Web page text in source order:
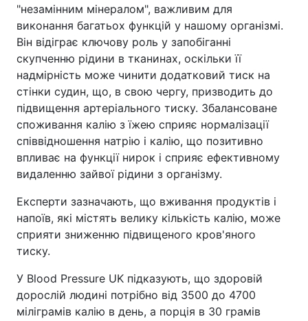
"незамінним мінералом", важливим для
виконання багатьох функцій у нашому організмі.
Він відіграє ключову роль у запобіганні
скупченню рідини в тканинах, оскільки її
надмірність може чинити додатковий тиск на
стінки судин, що, в свою чергу, призводить до
підвищення артеріального тиску. Збалансоване
споживання калію з їжею сприяє нормалізації
співвідношення натрію і калію, що позитивно
впливає на функції нирок і сприяє ефективному
видаленню зайвої рідини з організму.
Експерти зазначають, що вживання продуктів і
напоїв, які містять велику кількість калію, може
сприяти зниженню підвищеного кров'яного
тиску.
У Blood Pressure UK підказують, що здоровій
дорослій людині потрібно від 3500 до 4700
міліграмів калію в день, а порція в 30 грамів